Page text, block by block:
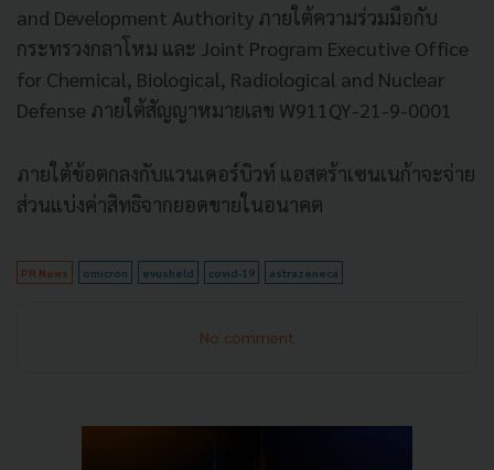
and Development Authority ภายใต้ความร่วมมือกับ
กระทรวงกลาโหม และ Joint Program Executive Office
for Chemical, Biological, Radiological and Nuclear
Defense ภายใต้สัญญาหมายเลข W911QY-21-9-0001
ภายใต้ข้อตกลงกับแวนเดอร์บิวท์ แอสตร้าเซนเนก้าจะจ่าย
ส่วนแบ่งค่าสิทธิจากยอดขายในอนาคต
PR News omicron evusheld covid-19 astrazeneca
No comment